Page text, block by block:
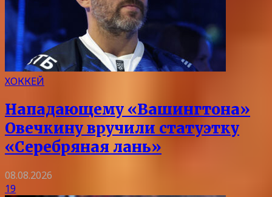
ХОККЕЙ
Нападающему «Вашингтона»
Овечкину вручили статуэтку
«Серебряная лань»
08.08.2026
19